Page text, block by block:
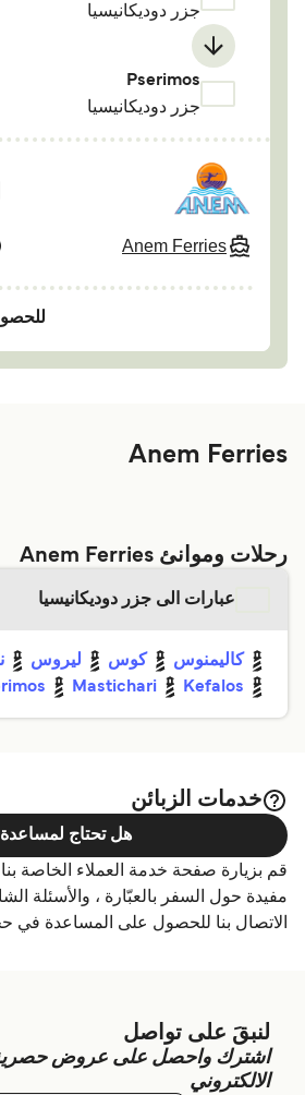
جزر دوديكانيسيا
Pserimos
جزر دوديكانيسيا
Anem Ferries
Anem Ferries
رحلات وموانئ Anem Ferries
عبارات الى جزر دوديكانيسيا
كاليمنوس كوس ليروس
Kefalos
Mastichari
خدمات الزبائن
قم بزيارة صفحة خدمة العملاء الخاصة بنا
مفيدة حول السفر بالعبّارة ، والأسئلة
الاتصال بنا للحصول على المساعدة في
هل تحتاج لمساعدة؟
لنبقَ على تواصل
اشترك واحصل على عروض حصرية
الالكتروني